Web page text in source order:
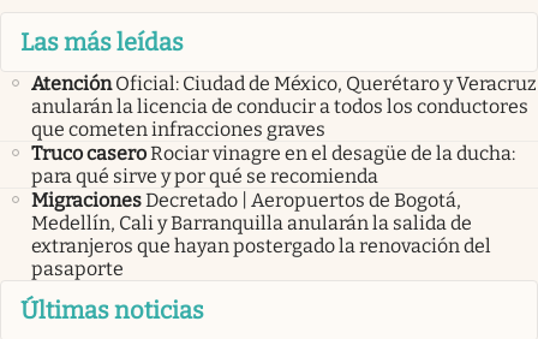
Las más leídas
Atención Oficial: Ciudad de México, Querétaro y Veracruz
anularán la licencia de conducir a todos los conductores
que cometen infracciones graves
Truco caseroRociar vinagre en el desagüe de la ducha:
para qué sirve y por qué se recomienda
MigracionesDecretado | Aeropuertos de Bogotá,
Medellín, Cali y Barranquilla anularán la salida de
extranjeros que hayan postergado la renovación del
pasaporte
Últimas noticias